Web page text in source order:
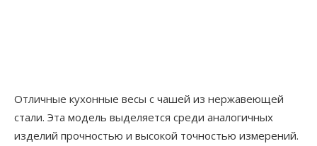
Отличные кухонные весы с чашей из нержавеющей
стали. Эта модель выделяется среди аналогичных
изделий прочностью и высокой точностью измерений.